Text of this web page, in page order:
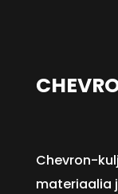
Chevron-
materiaalia